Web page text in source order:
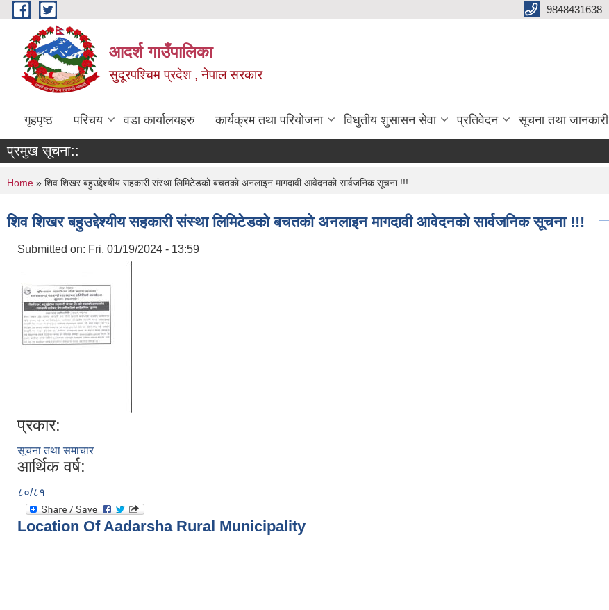
Skip to main content 9848431638
आदर्श गाउँपालिका
सुदूरपश्चिम प्रदेश , नेपाल सरकार
गृहपृष्ठ परिचय वडा कार्यालयहरु कार्यक्रम तथा परियोजना विधुतीय शुसासन सेवा प्रतिवेदन सूचना तथा जानकारी
प्रमुख सूचना::
You are here
Home » शिव शिखर बहुउद्देश्यीय सहकारी संस्था लिमिटेडको बचतकाे अनलाइन मागदावी आवेदनको सार्वजनिक सूचना !!!
शिव शिखर बहुउद्देश्यीय सहकारी संस्था लिमिटेडको बचतकाे अनलाइन मागदावी आवेदनको सार्वजनिक सूचना !!!
Submitted on: Fri, 01/19/2024 - 13:59
प्रकार:
सूचना तथा समाचार
आर्थिक वर्ष:
८०/८१
Location Of Aadarsha Rural Municipality